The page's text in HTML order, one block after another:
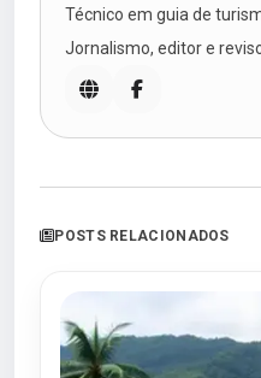
Técnico em guia de
Jornalismo, editor e
POSTS RELACIONADOS